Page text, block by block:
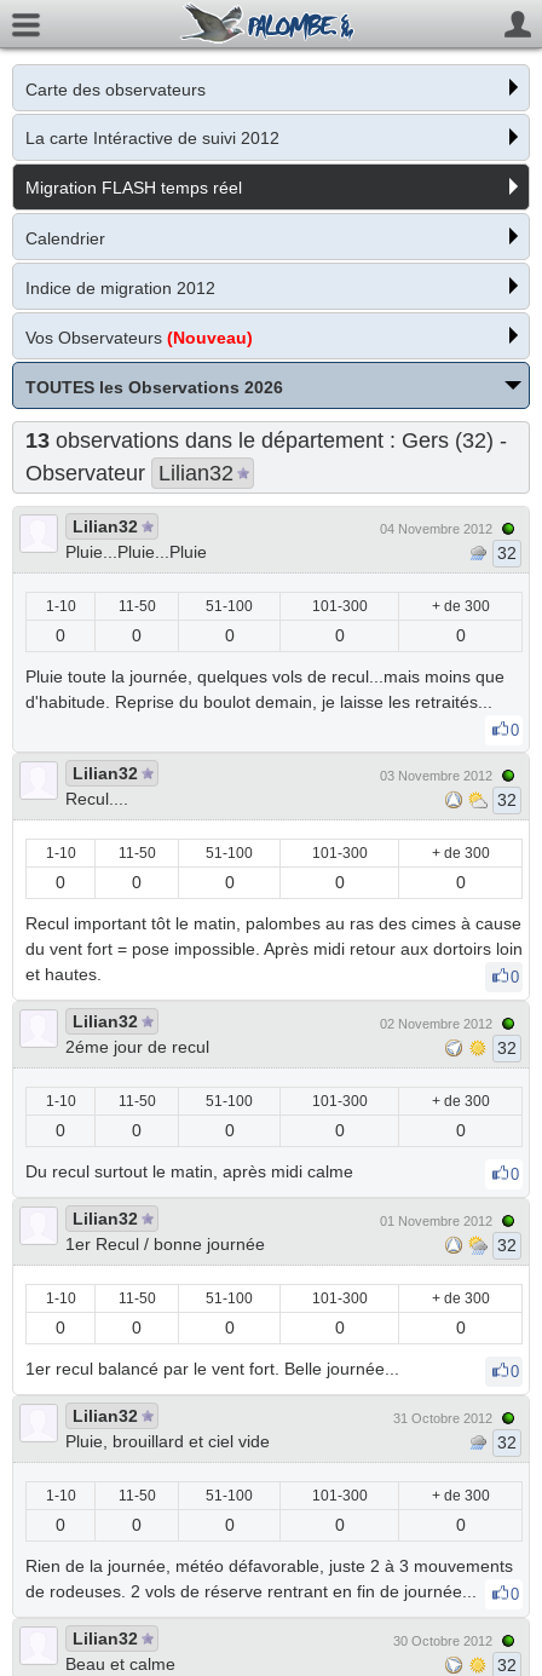
Carte des observateurs
La carte Intéractive de suivi 2012
Migration FLASH temps réel
Calendrier
Indice de migration 2012
Vos Observateurs (Nouveau)
TOUTES les Observations 2026
13 observations dans le département : Gers (32) -
Observateur Lilian32
Lilian32
Pluie...Pluie...Pluie
04 Novembre 2012
32
1-10 11-50 51-100 101-300 + de 300
0 0 0 0 0
Pluie toute la journée, quelques vols de recul...mais moins que
d'habitude. Reprise du boulot demain, je laisse les retraités...
0
Lilian32
Recul....
03 Novembre 2012
32
1-10 11-50 51-100 101-300 + de 300
0 0 0 0 0
Recul important tôt le matin, palombes au ras des cimes à cause
du vent fort = pose impossible. Après midi retour aux dortoirs loin
et hautes.
0
Lilian32
2éme jour de recul
02 Novembre 2012
32
1-10 11-50 51-100 101-300 + de 300
0 0 0 0 0
Du recul surtout le matin, après midi calme 0
Lilian32
1er Recul / bonne journée
01 Novembre 2012
32
1-10 11-50 51-100 101-300 + de 300
0 0 0 0 0
1er recul balancé par le vent fort. Belle journée... 0
Lilian32
Pluie, brouillard et ciel vide
31 Octobre 2012
32
1-10 11-50 51-100 101-300 + de 300
0 0 0 0 0
Rien de la journée, météo défavorable, juste 2 à 3 mouvements
de rodeuses. 2 vols de réserve rentrant en fin de journée...
0
Lilian32
Beau et calme
30 Octobre 2012
32